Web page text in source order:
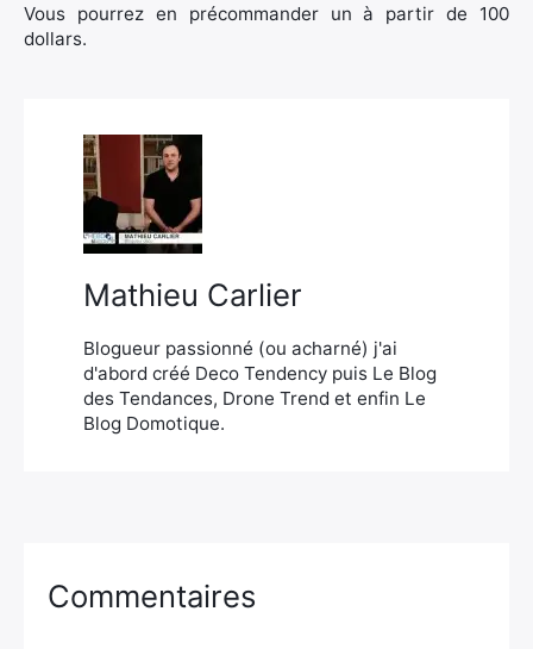
Vous pourrez en précommander un à partir de 100
dollars.
Mathieu Carlier
Blogueur passionné (ou acharné) j'ai
d'abord créé Deco Tendency puis Le Blog
des Tendances, Drone Trend et enfin Le
Blog Domotique.
Commentaires